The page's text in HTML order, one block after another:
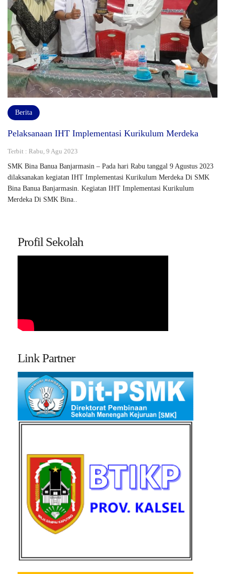
Berita
Pelaksanaan IHT Implementasi Kurikulum Merdeka
Terbit : Rabu, 9 Agu 2023
SMK Bina Banua Banjarmasin – Pada hari Rabu tanggal 9 Agustus 2023
dilaksanakan kegiatan IHT Implementasi Kurikulum Merdeka Di SMK
Bina Banua Banjarmasin. Kegiatan IHT Implementasi Kurikulum
Merdeka Di SMK Bina..
Profil Sekolah
Link Partner